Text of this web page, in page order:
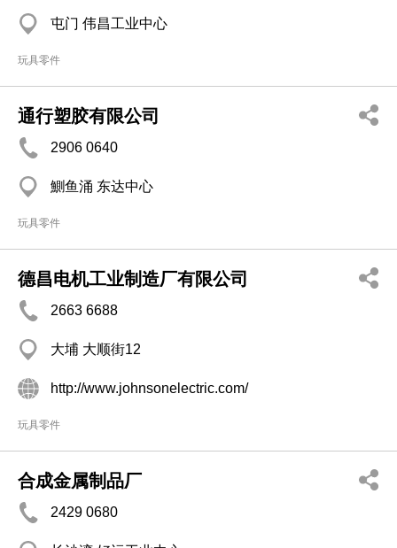
屯门 伟昌工业中心
玩具零件
通行塑胶有限公司
2906 0640
鰂鱼涌 东达中心
玩具零件
德昌电机工业制造厂有限公司
2663 6688
大埔 大顺街12
http://www.johnsonelectric.com/
玩具零件
合成金属制品厂
2429 0680